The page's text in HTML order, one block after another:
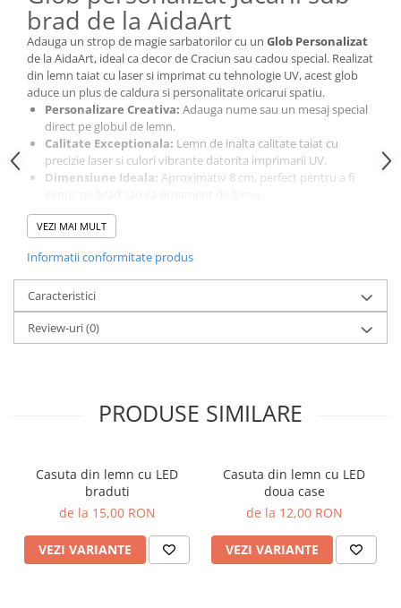
Cutii si Accesorii pentru Vin
Personalizate
Vinuri Personalizate
Accesorii de Birou
Pixuri Personalizate
Mousepad-uri
Globuri de Birou
Agende A5
Planner / Jurnal
Calendare Personalizate
Tablouri Personalizate
Rame Foto
Orare Personalizate
Jucarii din lemn
Karambite
Bayonete
Shadow daggers
brad de la AidaArt
Adauga un strop de magie sarbatorilor cu un Glob Personalizat
de la AidaArt, ideal ca decor de Craciun sau cadou special. Realizat
din lemn taiat cu laser si imprimat cu tehnologie UV, acest glob
aduce un plus de caldura si personalitate oricarui spatiu.
Personalizare Creativa: Adauga nume sau un mesaj special
direct pe globul de lemn.
Calitate Exceptionala: Lemn de inalta calitate taiat cu
precizie laser si culori vibrante datorita imprimarii UV.
Dimensiune Ideala: Aproximativ 8 cm, perfect pentru a fi
Fiecare glob este un cadou unic, oferind o nota personala
cadourilor de Craciun sau decorului tau festiv. Alege AidaArt
aproape de cei dragi, fie ca este un cadou pentru barbati, femei
sau pur si simplu o piesa decorativa pentru casa ta.
VEZI MAI MULT
Informatii conformitate produs
Caracteristici
Review-uri(0)
PRODUSE SIMILARE
Casuta din lemn cu LED
braduti
de la 15,00 RON
VEZI VARIANTE
Casuta din lemn cu LED
doua case
de la 12,00 RON
VEZI VARIANTE